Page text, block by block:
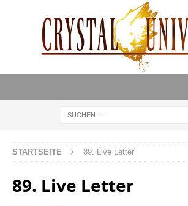
STARTSEITE 89. Live Letter
89. Live Letter